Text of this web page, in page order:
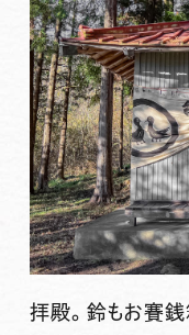
拝殿。鈴もお賽